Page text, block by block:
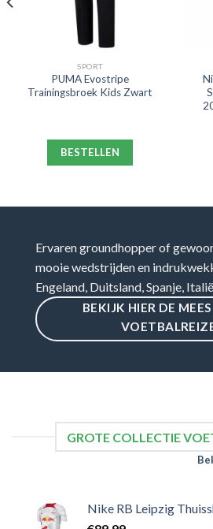
SPORT
PUMA Evostripe
Trainingsbroek Kids Zwart
BESTELLEN
Ervaren groundhopper of
mooie wedstrijden en
Engeland, Duitsland, Spanje,
BEKIJK HIER DE
GROTE COLLECTIE
Nike RB Leipzig